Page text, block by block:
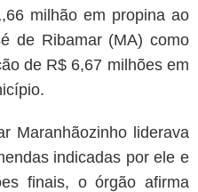
milhão em propina ao
de Ribamar (MA) como
de R$ 6,67 milhões em
Maranhãozinho liderava
indicadas por ele e
finais, o órgão afirma